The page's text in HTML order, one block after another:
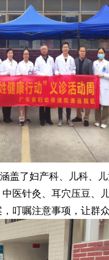
涵盖了妇产科、儿科、
医针灸、耳穴压豆、
， 叮嘱注意事项，让群